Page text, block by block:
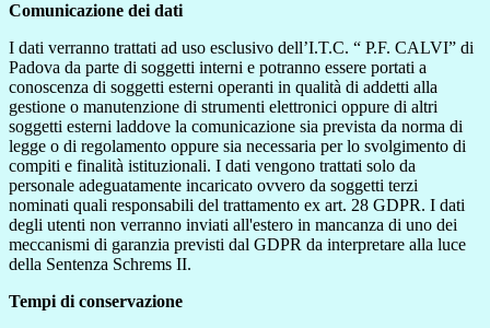
Comunicazione dei dati
I dati verranno trattati ad uso esclusivo dell’I.T.C. “ P.F. CALVI” di
Padova da parte di soggetti interni e potranno essere portati a
conoscenza di soggetti esterni operanti in qualità di addetti alla
gestione o manutenzione di strumenti elettronici oppure di altri
soggetti esterni laddove la comunicazione sia prevista da norma di
legge o di regolamento oppure sia necessaria per lo svolgimento di
compiti e finalità istituzionali. I dati vengono trattati solo da
personale adeguatamente incaricato ovvero da soggetti terzi
nominati quali responsabili del trattamento ex art. 28 GDPR. I dati
degli utenti non verranno inviati all'estero in mancanza di uno dei
meccanismi di garanzia previsti dal GDPR da interpretare alla luce
della Sentenza Schrems II.
Tempi di conservazione